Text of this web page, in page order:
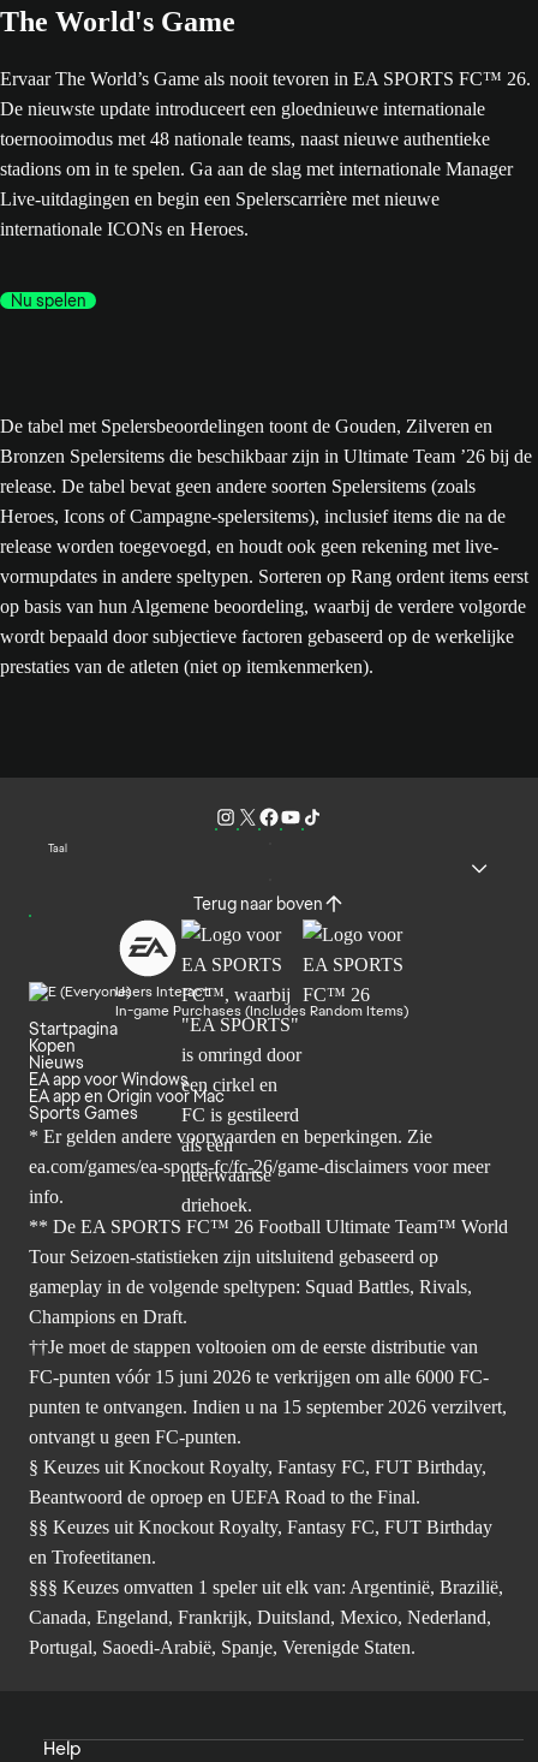
The World's Game
Ervaar The World’s Game als nooit tevoren in EA SPORTS FC™ 26.
De nieuwste update introduceert een gloednieuwe internationale
toernooimodus met 48 nationale teams, naast nieuwe authentieke
stadions om in te spelen. Ga aan de slag met internationale Manager
Live-uitdagingen en begin een Spelerscarrière met nieuwe
internationale ICONs en Heroes.
Nu spelen
De tabel met Spelersbeoordelingen toont de Gouden, Zilveren en
Bronzen Spelersitems die beschikbaar zijn in Ultimate Team ’26 bij de
release. De tabel bevat geen andere soorten Spelersitems (zoals
Heroes, Icons of Campagne-spelersitems), inclusief items die na de
release worden toegevoegd, en houdt ook geen rekening met live-
vormupdates in andere speltypen. Sorteren op Rang ordent items eerst
op basis van hun Algemene beoordeling, waarbij de verdere volgorde
wordt bepaald door subjectieve factoren gebaseerd op de werkelijke
prestaties van de atleten (niet op itemkenmerken).
Taal
Terug naar boven
Users Interact
In-game Purchases (Includes Random Items)
Startpagina
Kopen
Nieuws
EA app voor Windows
EA app en Origin voor Mac
Sports Games
* Er gelden andere voorwaarden en beperkingen. Zie
ea.com/games/ea-sports-fc/fc-26/game-disclaimers voor meer
info.
** De EA SPORTS FC™ 26 Football Ultimate Team™ World
Tour Seizoen-statistieken zijn uitsluitend gebaseerd op
gameplay in de volgende speltypen: Squad Battles, Rivals,
Champions en Draft.
††Je moet de stappen voltooien om de eerste distributie van
FC-punten vóór 15 juni 2026 te verkrijgen om alle 6000 FC-
punten te ontvangen. Indien u na 15 september 2026 verzilvert,
ontvangt u geen FC-punten.
§ Keuzes uit Knockout Royalty, Fantasy FC, FUT Birthday,
Beantwoord de oproep en UEFA Road to the Final.
§§ Keuzes uit Knockout Royalty, Fantasy FC, FUT Birthday
en Trofeetitanen.
§§§ Keuzes omvatten 1 speler uit elk van: Argentinië, Brazilië,
Canada, Engeland, Frankrijk, Duitsland, Mexico, Nederland,
Portugal, Saoedi-Arabië, Spanje, Verenigde Staten.
Help